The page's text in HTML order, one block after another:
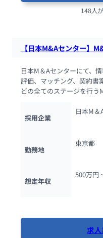
148人
【日本M&Aセンター】
日本M＆Aセンターにて、
評価、マッチング、契約書
どの全てのステージを行う
採用企業
日本M＆
勤務地
東京都
想定年収
500万円
求